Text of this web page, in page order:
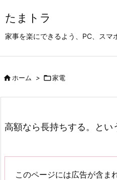
たまトラ
家事を楽にできるよう、PC、スマ
ホーム > 家電
高額なら長持ちする。とい
このページには広告が含ま